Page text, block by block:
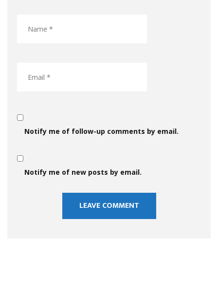
Notify me of follow-up comments by email.
Notify me of new posts by email.